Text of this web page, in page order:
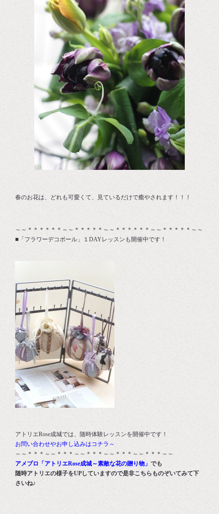
春のお花は、どれも可愛くて、見ているだけで癒やされます！！！
～～＊＊＊＊＊＊～～＊＊＊＊＊～～＊＊＊＊＊＊～～＊＊＊＊＊～～
■「フラワーデコボール」１DAYレッスンも開催中です！
アトリエRose成城では、随時体験レッスンを開催中です！
お問い合わせやお申し込みはコチラ～
～～＊＊＊～～＊＊＊～～＊＊＊～～＊＊＊～～＊＊＊～～
アメブロ「アトリエRose成城～素敵な花の贈り物」でも
随時アトリエの様子をUPしていますので是非こちらものぞいてみて下
さいね♪